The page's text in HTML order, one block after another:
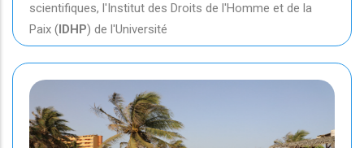
scientifiques, l'Institut des Droits de l'Homme et de la
Paix (IDHP) de l'Université